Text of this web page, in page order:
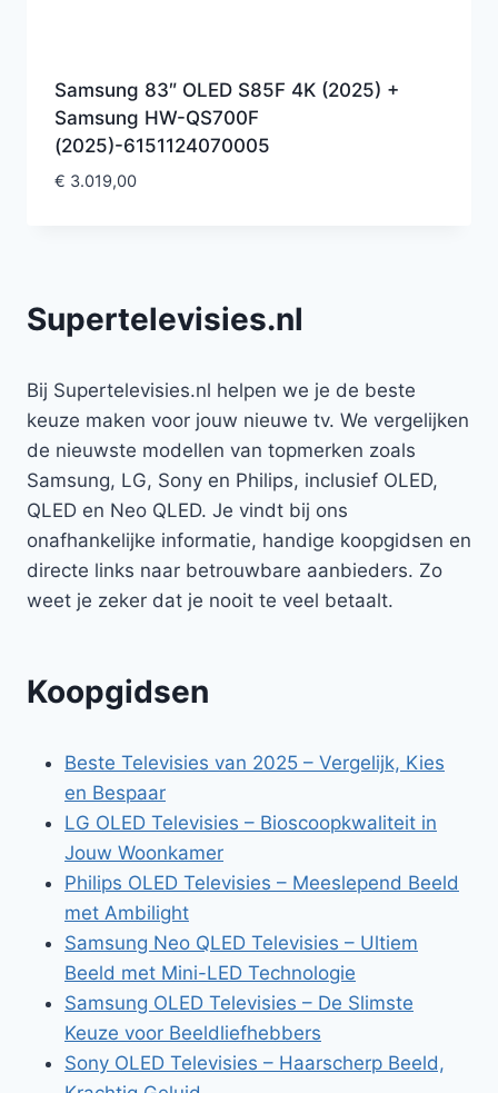
Samsung 83″ OLED S85F 4K (2025) +
Samsung HW-QS700F
(2025)-6151124070005
€ 3.019,00
Supertelevisies.nl
Bij Supertelevisies.nl helpen we je de beste
keuze maken voor jouw nieuwe tv. We vergelijken
de nieuwste modellen van topmerken zoals
Samsung, LG, Sony en Philips, inclusief OLED,
QLED en Neo QLED. Je vindt bij ons
onafhankelijke informatie, handige koopgidsen en
directe links naar betrouwbare aanbieders. Zo
weet je zeker dat je nooit te veel betaalt.
Koopgidsen
Beste Televisies van 2025 – Vergelijk, Kies
en Bespaar
LG OLED Televisies – Bioscoopkwaliteit in
Jouw Woonkamer
Philips OLED Televisies – Meeslepend Beeld
met Ambilight
Samsung Neo QLED Televisies – Ultiem
Beeld met Mini-LED Technologie
Samsung OLED Televisies – De Slimste
Keuze voor Beeldliefhebbers
Sony OLED Televisies – Haarscherp Beeld,